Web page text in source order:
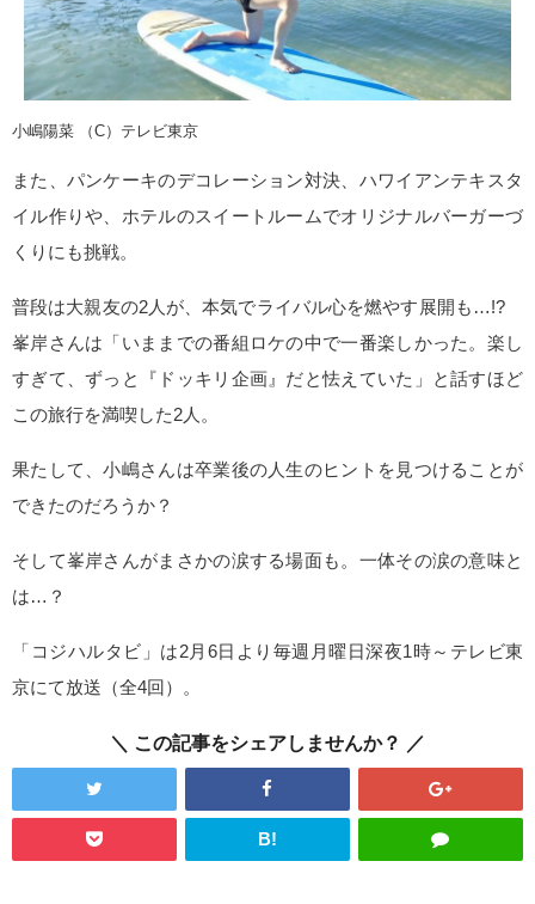
小嶋陽菜 （C）テレビ東京
また、パンケーキのデコレーション対決、ハワイアンテキスタ
イル作りや、ホテルのスイートルームでオリジナルバーガーづ
くりにも挑戦。
普段は大親友の2人が、本気でライバル心を燃やす展開も…!?
峯岸さんは「いままでの番組ロケの中で一番楽しかった。楽し
すぎて、ずっと『ドッキリ企画』だと怯えていた」と話すほど
この旅行を満喫した2人。
果たして、小嶋さんは卒業後の人生のヒントを見つけることが
できたのだろうか？
そして峯岸さんがまさかの涙する場面も。一体その涙の意味と
は…？
「コジハルタビ」は2月6日より毎週月曜日深夜1時～テレビ東
京にて放送（全4回）。
この記事をシェアしませんか？
B!